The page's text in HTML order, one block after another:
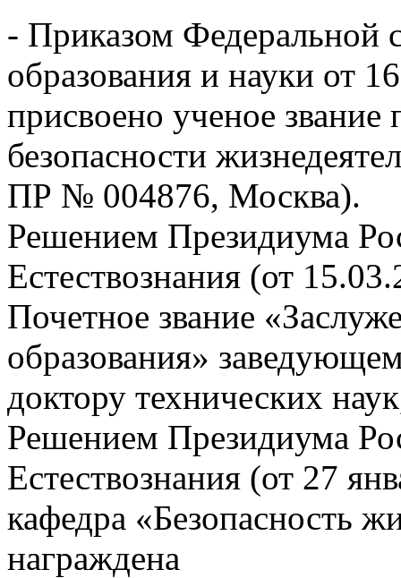
- Приказом Федеральной
образования и науки от
присвоено ученое
безопасности
ПР № 004876, Москва).
Решением Президиума
Естествознания (от
Почетное звание
образования»
доктору технических
Решением Президиума
Естествознания (от 27
кафедра «Безопасность
награждена